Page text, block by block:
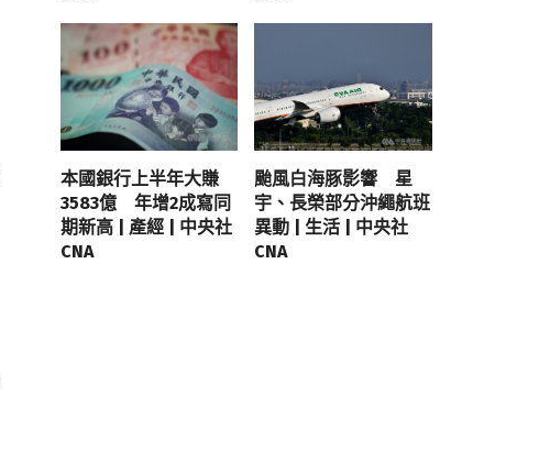
本國銀行上半年大賺
3583億 年增2成寫同
期新高 | 產經 | 中央社
CNA
颱風白海豚影響 星
宇、長榮部分沖繩航班
異動 | 生活 | 中央社
CNA